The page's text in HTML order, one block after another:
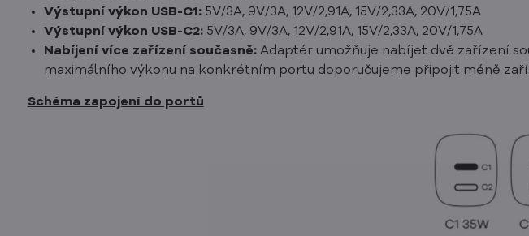
Výstupní výkon USB-C1:5V/3A, 9V/3A, 12V/2,91A, 15V/2,33A, 20V/1,75A
Výstupní výkon USB-C2: 5V/3A, 9V/3A, 12V/2,91A, 15V/2,33A, 20V/1,75A
Nabíjení více zařízení současně: Adaptér umožňuje nabíjet dvě zařízení
maximálního výkonu na konkrétním portu doporučujeme připojit méně
Schéma zapojení do portů